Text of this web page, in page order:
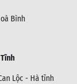
Bình
Lộc - Hà tĩnh